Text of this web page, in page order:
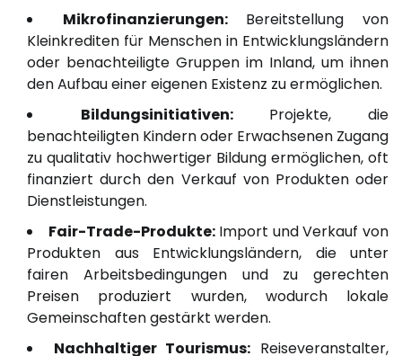
Mikrofinanzierungen:Bereitstellung von
Kleinkrediten für Menschen in Entwicklungsländern
oder benachteiligte Gruppen im Inland, um ihnen
den Aufbau einer eigenen Existenz zu ermöglichen.
Bildungsinitiativen:Projekte, die
benachteiligten Kindern oder Erwachsenen Zugang
zu qualitativ hochwertiger Bildung ermöglichen, oft
finanziert durch den Verkauf von Produkten oder
Dienstleistungen.
Fair-Trade-Produkte:Import und Verkauf von
Produkten aus Entwicklungsländern, die unter
fairen Arbeitsbedingungen und zu gerechten
Preisen produziert wurden, wodurch lokale
Gemeinschaften gestärkt werden.
Nachhaltiger Tourismus: Reiseveranstalter,